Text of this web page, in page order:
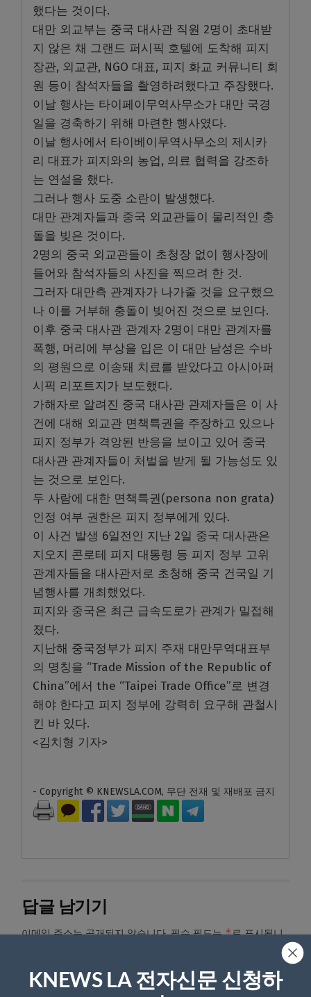
했다는 것이다.
대만 외교부는 중국 대사관 직원 2명이 초대받
지 않은 채 그랜드 퍼시픽 호텔에 도착해 피지
장관, 외교관, NGO 대표, 피지 화교 커뮤니티 회
원 등이 참석자들을 촬영하려했다고 주장했다.
이날 행사는 타이페이무역사무소가 대만 국경
일을 경축하기 위해 마련한 행사였다.
이날 행사에서 타이베이무역사무소의 제시카
리 대표가 피지와의 농업, 의료 협력을 강조하
는 연설을 했다.
그러나 행사 도중 소란이 발생했다.
대만 관계자들과 중국 외교관들이 물리적인 충
돌을 빚은 것이다.
2명의 중국 외교관들이 초청장 없이 행사장에
들어와 참석자들의 사진을 찍으려 한 것.
그러자 대만측 관계자가 나가줄 것을 요구했으
나 이를 거부해 충돌이 빚어진 것으로 보인다.
이후 중국 대사관 관계자 2명이 대만 관계자를
폭행, 머리에 부상을 입은 이 대만 남성은 수바
의 평원으로 이송돼 치료를 받았다고 아시아퍼
시픽 리포트지가 보도했다.
가해자로 알려진 중국 대사관 관졔자들은 이 사
건에 대해 외교관 면책특권을 주장하고 있으나
피지 정부가 격앙된 반응을 보이고 있어 중국
대사관 관계자들이 처벌을 받게 될 가능성도 있
는 것으로 보인다.
두 사람에 대한 면책특권(persona non grata)
인정 여부 권한은 피지 정부에게 있다.
이 사건 발생 6일전인 지난 2일 중국 대사관은
지오지 콘로테 피지 대통령 등 피지 정부 고위
관계자들을 대사관저로 초청해 중국 건국일 기
념행사를 개최했었다.
피지와 중국은 최근 급속도로가 관계가 밀접해
졌다.
지난해 중국정부가 피지 주재 대만무역대표부
의 명칭을 “Trade Mission of the Republic of
China”에서 the “Taipei Trade Office”로 변경
해야 한다고 피지 정부에 강력히 요구해 관철시
킨 바 있다.
<김치형 기자>
- Copyright © KNEWSLA.COM, 무단 전재 및 재배포 금지
답글 남기기
이메일 주소는 공개되지 않습니다. 필수 필드는*로 표시됩니
댓글 *
KNEWS LA 전자신문 신청하